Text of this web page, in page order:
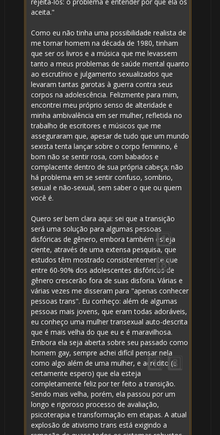
aceita."
Como eu não tinha uma possibilidade realista de
me tornar homem na década de 1980, tinham
que ser os livros e a música que me levassem
tanto a meus problemas de saúde mental quanto
ao escrutínio e julgamento sexualizados que
levaram tantas garotas à guerra contra seus
corpos na adolescência. Felizmente para mim,
encontrei meu próprio senso de alteridade e
minha ambivalência em ser mulher, refletida no
trabalho de escritores e músicos que me
asseguraram que, apesar de tudo que um mundo
sexista tenta lançar sobre o corpo feminino, é
bom não se sentir rosa, com babados e
complacente dentro de sua própria cabeça; não
há problema em se sentir confuso, sombrio,
sexual e não-sexual, sem saber o que ou quem
você é.
Quero ser bem clara aqui: sei que a transição
será uma solução para algumas pessoas
disfóricas de gênero, embora também esteja
ciente, através de uma extensa pesquisa, que
estudos têm mostrado consistentemente que
entre 60-90% dos adolescentes disfóricos de
gênero crescerão fora de suas disforia. Várias e
várias vezes me disseram para "apenas conhecer
pessoas trans". Eu conheço: além de algumas
pessoas mais jovens, que eram todas adoráveis,
eu conheço uma mulher transexual auto-descrita
que é mais velha do que eu e é maravilhosa.
Embora ela seja aberta sobre seu passado como
homem gay, sempre achei difícil pensar nela
como algo além de uma mulher, e acredito (e
certamente espero) que ela esteja
completamente feliz por ter feito a transição.
Sendo mais velha, porém, ela passou por um
longo e rigoroso processo de avaliação,
psicoterapia e transformação em etapas. A atual
explosão de ativismo trans está exigindo a
🎈
⚡